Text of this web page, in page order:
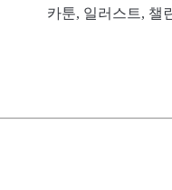
카툰, 일러스트, 챌